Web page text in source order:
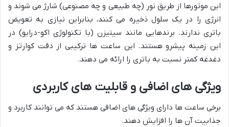
این موتورها از طریق نور (چه طبیعی و چه مصنوعی) شارژ می شوند و
انرژی را در یک سلول ذخیره می کنند، بنابراین نیازی به تعویض
باتری ندارند. برندهایی مانند سیتیزن (با تکنولوژی اکو-درایو) در
این زمینه پیشرو هستند. این ساعت ها ترکیبی از دقت کوارتز و
دغدغه کمتر نسبت به باتری را ارائه می دهند.
ویژگی های اضافی و قابلیت های کاربردی
برخی ساعت ها دارای ویژگی های اضافی هستند که می توانند کاربرد و
جذابیت آن ها را افزایش دهند.